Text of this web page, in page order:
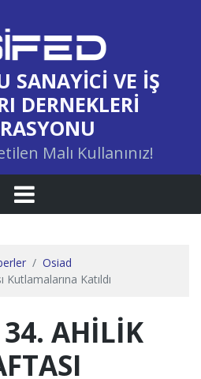
SANAYICI VE İŞ
DERNEKLERI
Malı Kullanınız!
Osiad
Katıldı
AHILIK